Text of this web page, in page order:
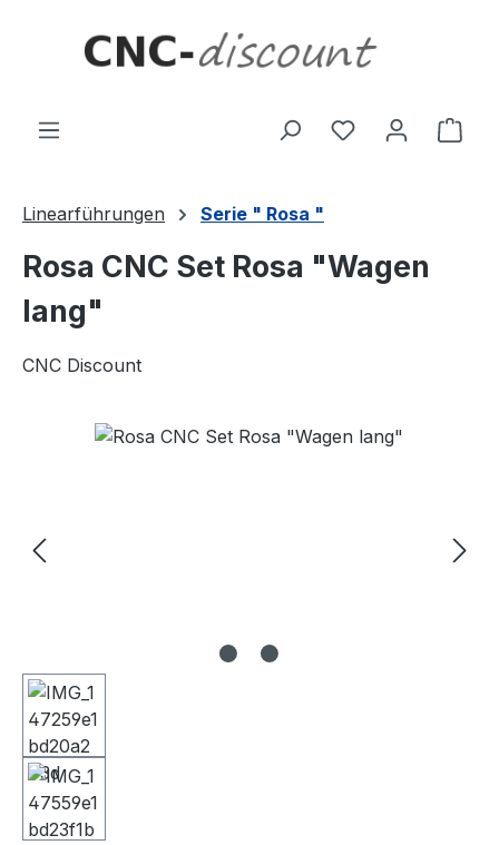
Linearführungen Serie " Rosa "
Rosa CNC Set Rosa "Wagen
lang"
CNC Discount
Bildergalerie überspringen